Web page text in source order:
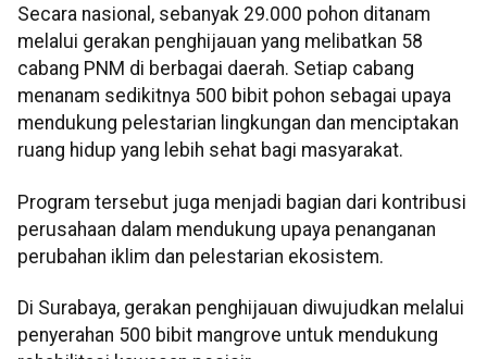
Secara nasional, sebanyak 29.000 pohon ditanam
melalui gerakan penghijauan yang melibatkan 58
cabang PNM di berbagai daerah. Setiap cabang
menanam sedikitnya 500 bibit pohon sebagai upaya
mendukung pelestarian lingkungan dan menciptakan
ruang hidup yang lebih sehat bagi masyarakat.
Program tersebut juga menjadi bagian dari kontribusi
perusahaan dalam mendukung upaya penanganan
perubahan iklim dan pelestarian ekosistem.
Di Surabaya, gerakan penghijauan diwujudkan melalui
penyerahan 500 bibit mangrove untuk mendukung